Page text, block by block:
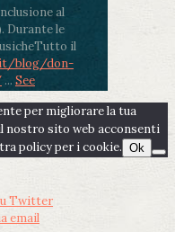
al
Durante le
Tutto il
blog/don-
... See
Twitter
email
per migliorare la tua
nostro sito web acconsenti
policy per i cookie. Ok